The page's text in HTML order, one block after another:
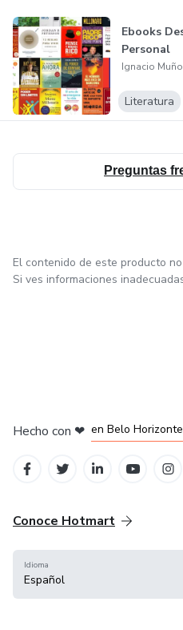
Ebooks
Personal
Ignacio
Literatura
Preguntas
El contenido de este producto
Si ves informaciones
Hecho con ❤ en Belo Horizonte
Conoce Hotmart
Idioma
Español